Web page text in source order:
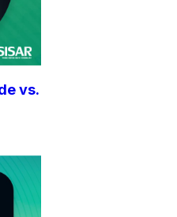
vs.